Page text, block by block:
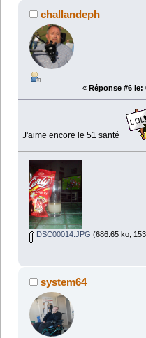
challandeph
« Réponse #6 le:
J'aime encore le 51 santé
DSC00014.JPG (686.65 ko,
system64